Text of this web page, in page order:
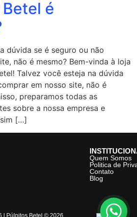
é
dúvida se é seguro ou não
não é mesmo? Bem-vinda à loja
Talvez você esteja na dúvida
em nosso site, não é
preparamos todas as
sobre a nossa empresa e
[…]
Quem Somos
Politica de
Contato
Blog
| Púlpitos Betel © 2026